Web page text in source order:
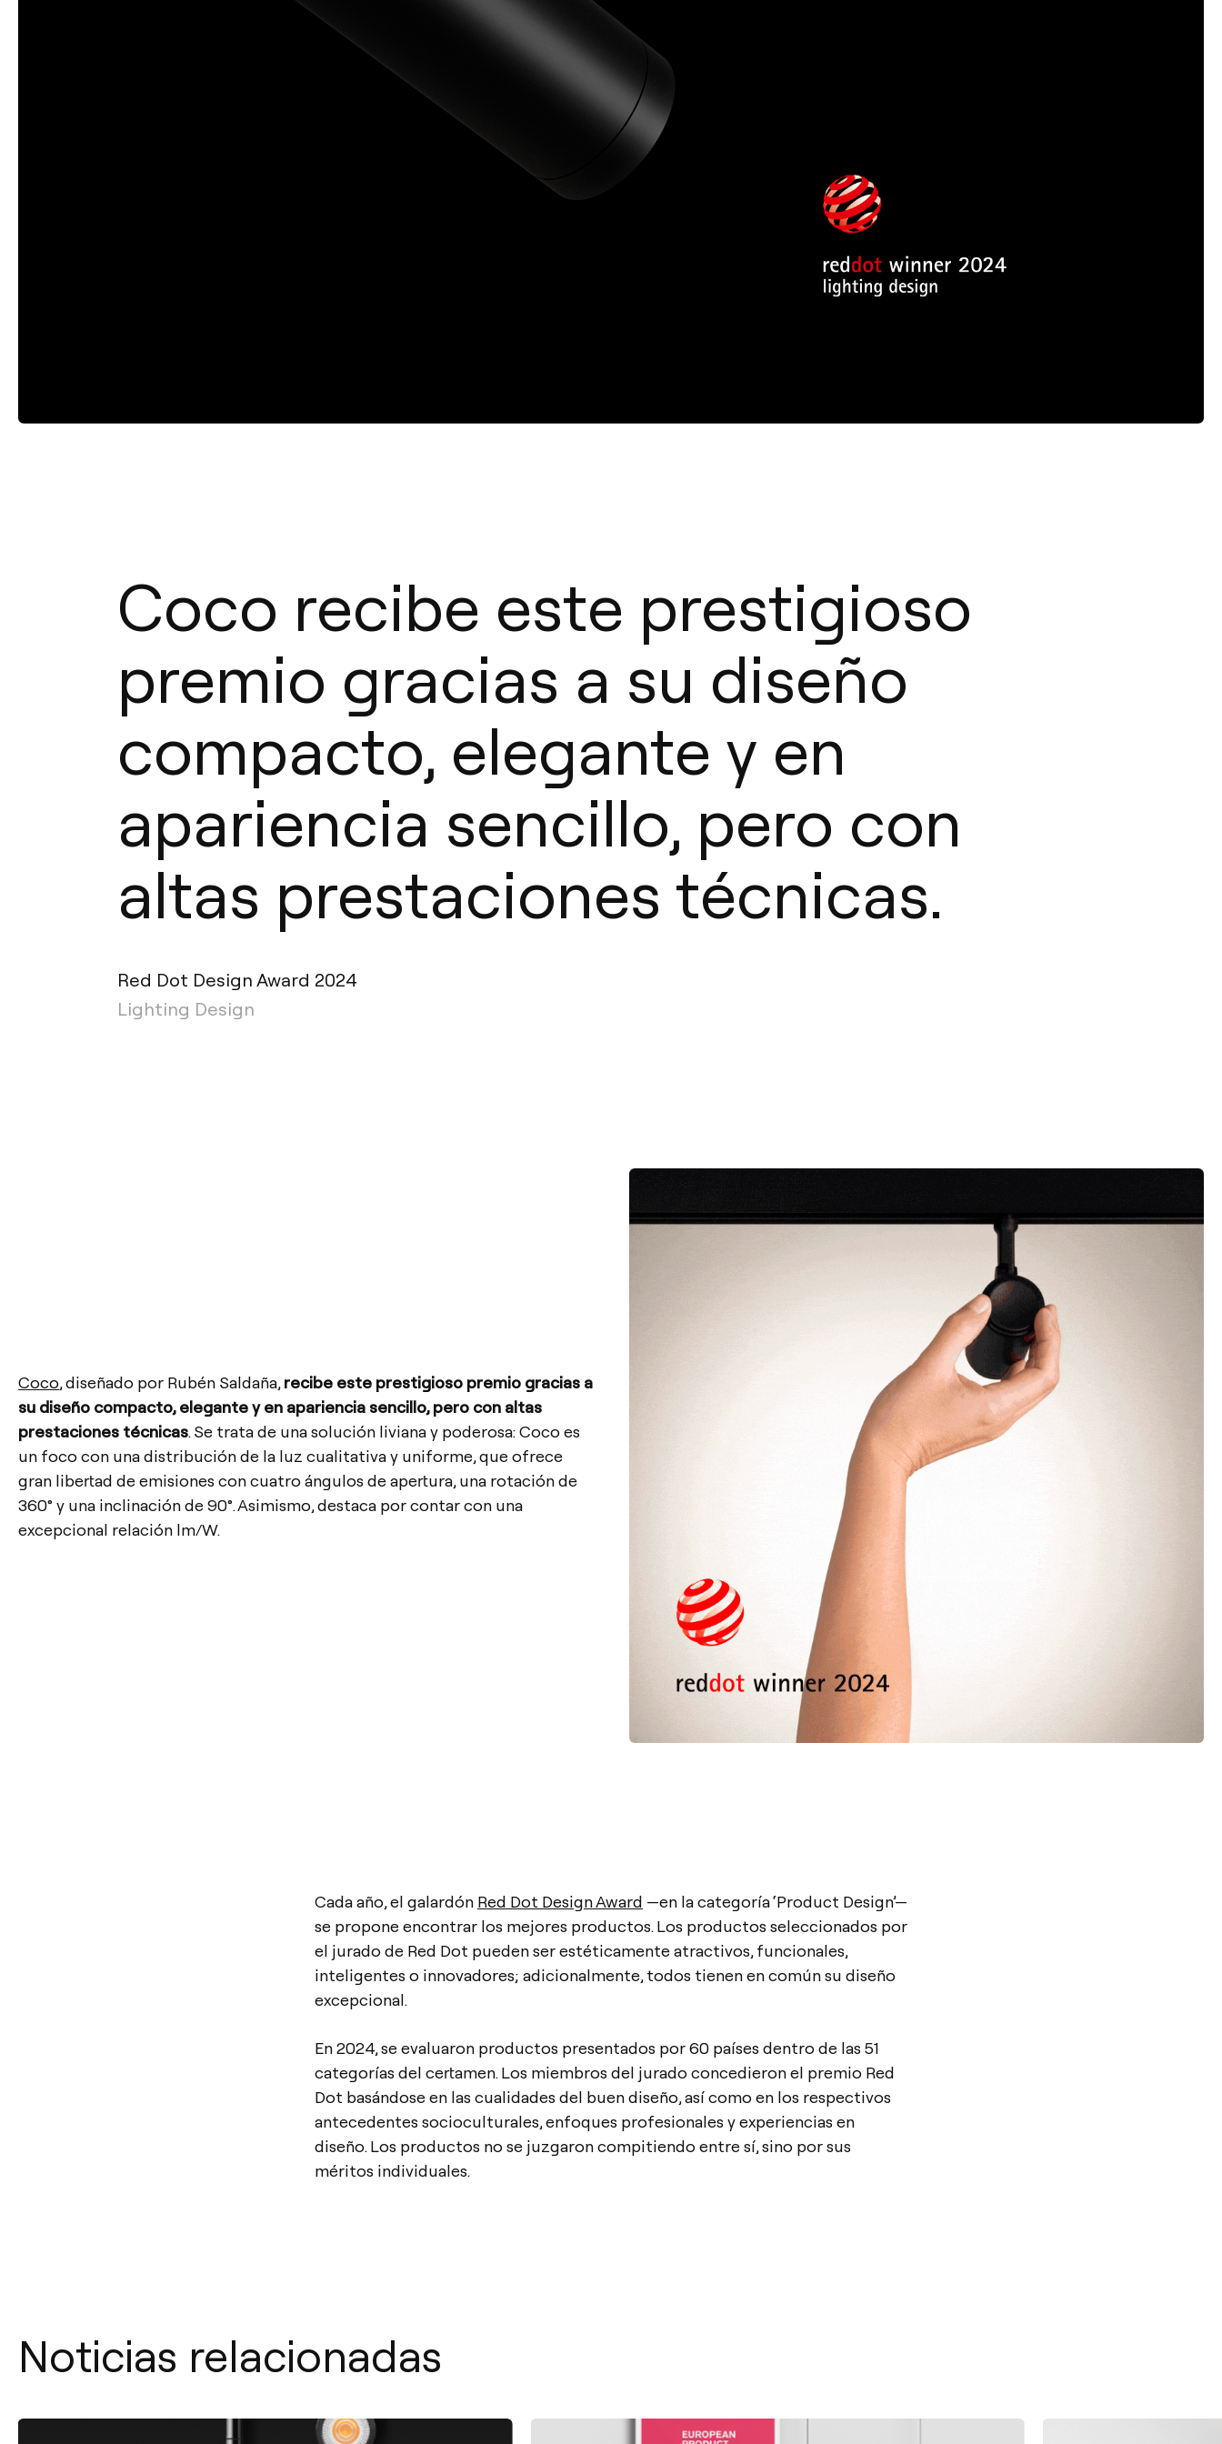
Coco recibe este prestigioso
premio gracias a su diseño
compacto, elegante y en
apariencia sencillo, pero con
altas prestaciones técnicas.
Red Dot Design Award 2024
Lighting Design
Coco, diseñado por Rubén Saldaña,recibe este prestigioso premio gracias a
su diseño compacto, elegante y en apariencia sencillo, pero con altas
prestaciones técnicas. Se trata de una solución liviana y poderosa: Coco es
un foco con una distribución de la luz cualitativa y uniforme, que ofrece
gran libertad de emisiones con cuatro ángulos de apertura, una rotación de
360° y una inclinación de 90°. Asimismo, destaca por contar con una
excepcional relación lm/W.
Cada año, el galardón Red Dot Design Award —en la categoría ‘Product Design’—
se propone encontrar los mejores productos. Los productos seleccionados por
el jurado de Red Dot pueden ser estéticamente atractivos, funcionales,
inteligentes o innovadores; adicionalmente, todos tienen en común su diseño
excepcional.
En 2024, se evaluaron productos presentados por 60 países dentro de las 51
categorías del certamen. Los miembros del jurado concedieron el premio Red
Dot basándose en las cualidades del buen diseño, así como en los respectivos
antecedentes socioculturales, enfoques profesionales y experiencias en
diseño. Los productos no se juzgaron compitiendo entre sí, sino por sus
méritos individuales.
Noticias relacionadas